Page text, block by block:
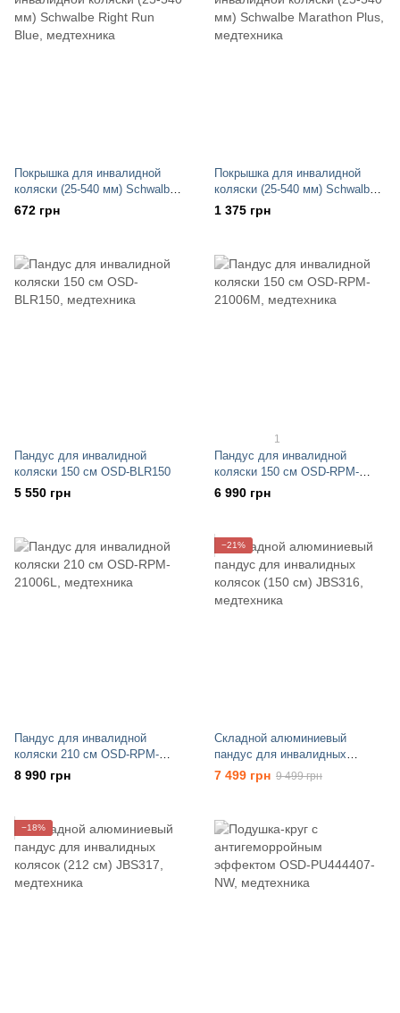
Покрышка для инвалидной
коляски (25-540 мм) Schwalbe
Right Run Blue
672 грн
Покрышка для инвалидной
коляски (25-540 мм) Schwalbe
Marathon Plus
1 375 грн
Пандус для инвалидной
коляски 150 см OSD-BLR150
5 550 грн
1
Пандус для инвалидной
коляски 150 см OSD-RPM-
21006М
6 990 грн
Пандус для инвалидной
коляски 210 см OSD-RPM-
21006L
8 990 грн
−21%
Складной алюминиевый
пандус для инвалидных
колясок (150 см) JBS316
7 499 грн 9 499 грн
−18%